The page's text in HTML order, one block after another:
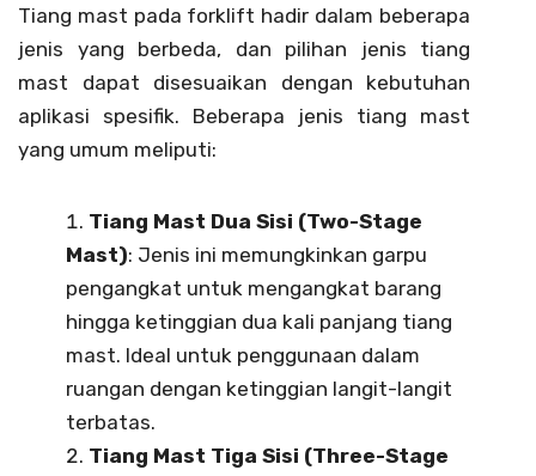
Tiang mast pada forklift hadir dalam beberapa
jenis yang berbeda, dan pilihan jenis tiang
mast dapat disesuaikan dengan kebutuhan
aplikasi spesifik. Beberapa jenis tiang mast
yang umum meliputi:
Tiang Mast Dua Sisi (Two-Stage
Mast): Jenis ini memungkinkan garpu
pengangkat untuk mengangkat barang
hingga ketinggian dua kali panjang tiang
mast. Ideal untuk penggunaan dalam
ruangan dengan ketinggian langit-langit
terbatas.
Tiang Mast Tiga Sisi (Three-Stage